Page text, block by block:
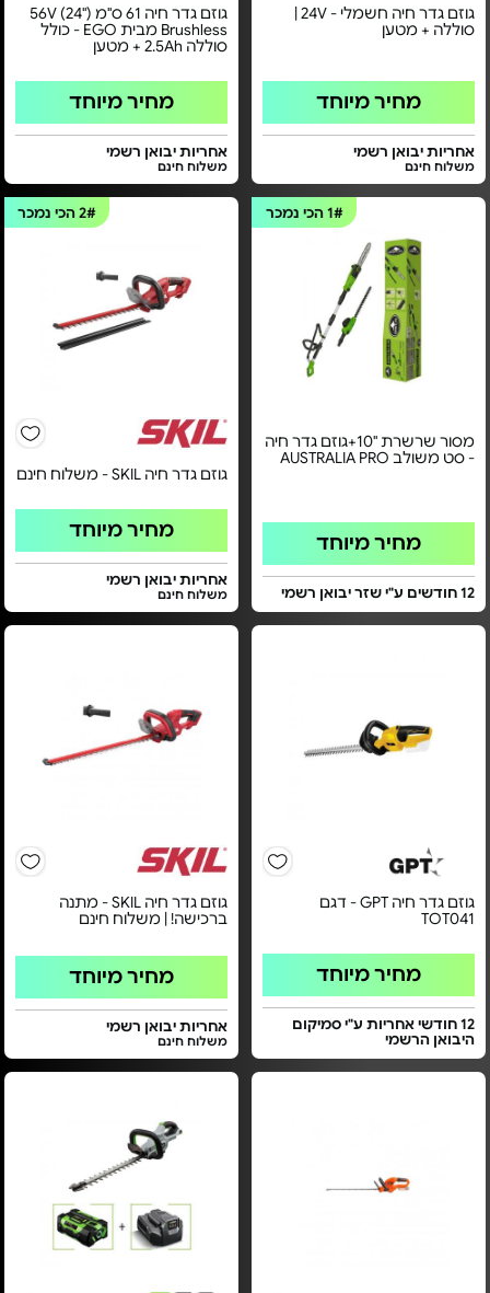
גוזם גדר חיה חשמלי - 24V |
סוללה + מטען
מחיר מיוחד
אחריות יבואן רשמי
משלוח חינם
גוזם גדר חיה 61 ס"מ ("24) 56V
Brushless מבית EGO - כולל
סוללה 2.5Ah + מטען
מחיר מיוחד
אחריות יבואן רשמי
משלוח חינם
1#הכי נמכר
מסור שרשרת "10+גוזם גדר חיה
- סט משולב AUSTRALIA PRO
מחיר מיוחד
12 חודשים ע"י שזר יבואן רשמי
2#הכי נמכר
גוזם גדר חיה SKIL - משלוח חינם
מחיר מיוחד
אחריות יבואן רשמי
משלוח חינם
גוזם גדר חיה GPT - דגם
TOT041
מחיר מיוחד
12 חודשי אחריות ע"י סמיקום
היבואן הרשמי
גוזם גדר חיה SKIL - מתנה
ברכישה! | משלוח חינם
מחיר מיוחד
אחריות יבואן רשמי
משלוח חינם